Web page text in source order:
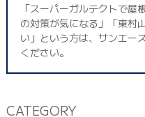
「スーパーガルテクトで
の対策が気になる」「東村
い」という方は、サンエー
ください。
CATEGORY